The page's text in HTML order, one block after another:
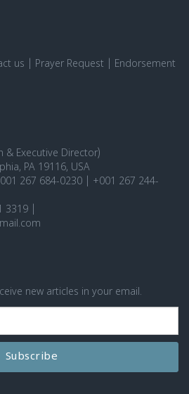
us Prayer Request
Endorsement
& Executive Director)
PA 19116, USA
267 684-0230 | +001 267 244-
3319 |
new articles in your email.
Subscribe